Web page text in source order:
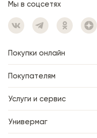
Мы в соцсетях
Покупки онлайн
Покупателям
Услуги и сервис
Универмаг